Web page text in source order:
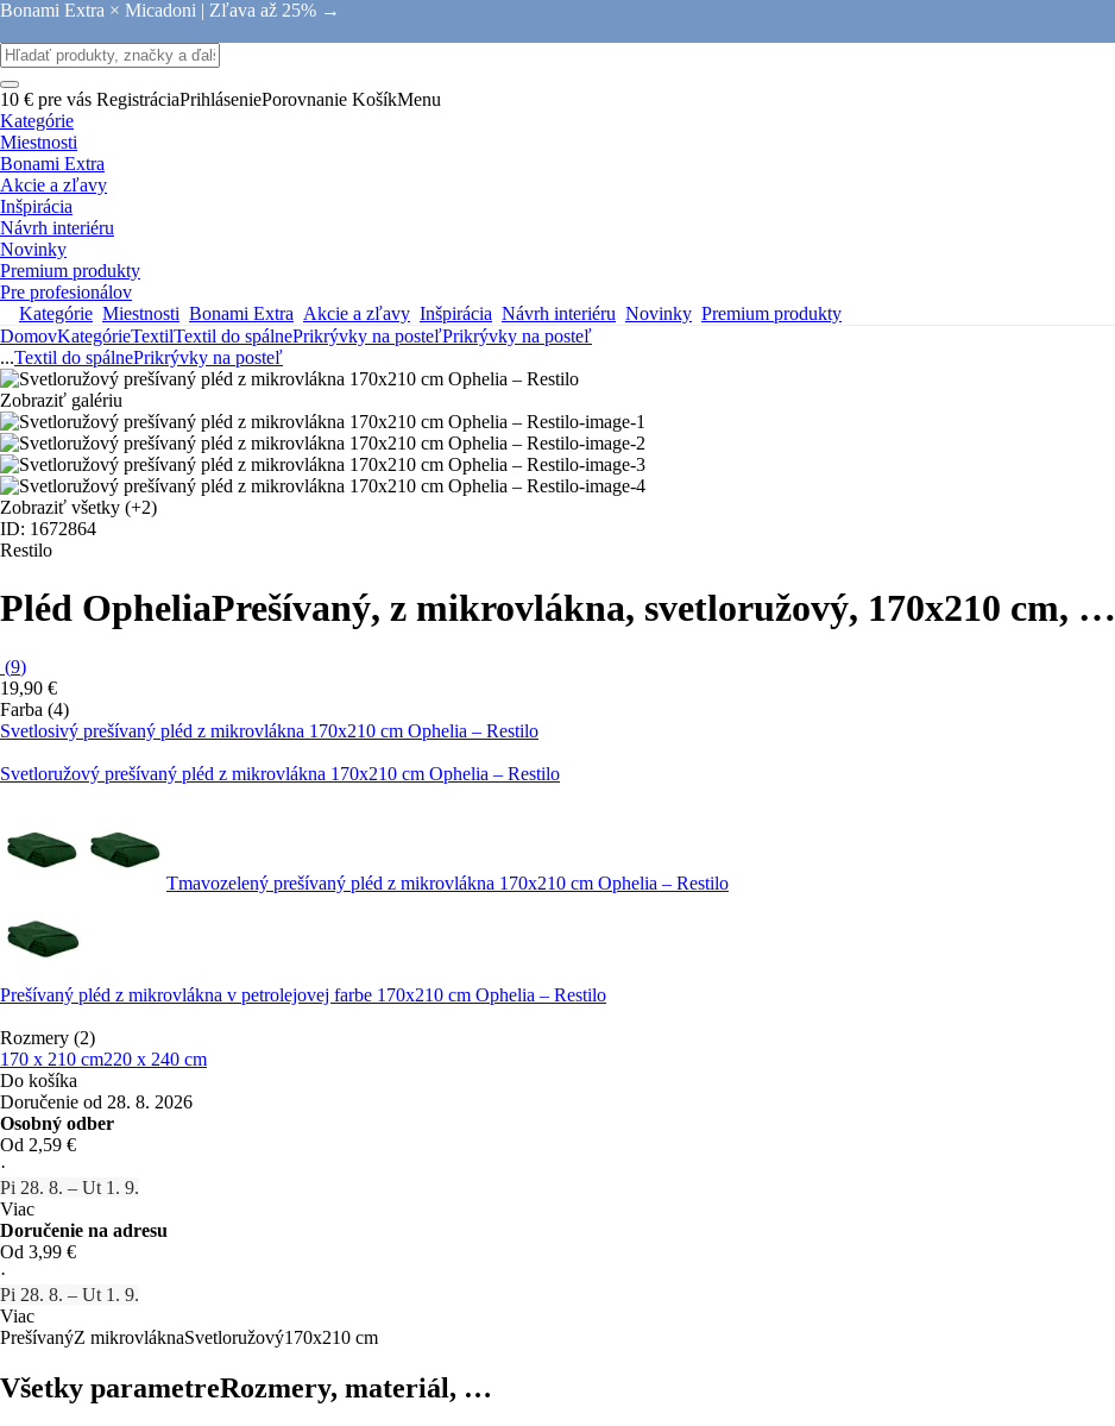
Bonami Extra × Micadoni | Zľava až 25% →
10 € pre vás RegistráciaPrihláseniePorovnanie KošíkMenu
Kategórie
Miestnosti
Bonami Extra
Akcie a zľavy
Inšpirácia
Návrh interiéru
Novinky
Premium produkty
Pre profesionálov
Kategórie Miestnosti Bonami Extra Akcie a zľavy Inšpirácia Návrh interiéru Novinky Premium produkty
DomovKategórieTextilTextil do spálnePrikrývky na posteľPrikrývky na posteľ
...Textil do spálnePrikrývky na posteľ
Zobraziť galériu
Zobraziť všetky (+2)
ID: 1672864
Restilo
Pléd OpheliaPrešívaný, z mikrovlákna, svetloružový, 170x210 cm, …
(9)
19,90 €
Farba (4)
Svetlosivý prešívaný pléd z mikrovlákna 170x210 cm Ophelia – Restilo
Svetloružový prešívaný pléd z mikrovlákna 170x210 cm Ophelia – Restilo
Tmavozelený prešívaný pléd z mikrovlákna 170x210 cm Ophelia – Restilo
Prešívaný pléd z mikrovlákna v petrolejovej farbe 170x210 cm Ophelia – Restilo
Rozmery (2)
170 x 210 cm220 x 240 cm
Do košíka
Doručenie od 28. 8. 2026
Osobný odber
Od 2,59 €
·
Pi 28. 8. – Ut 1. 9.
Viac
Doručenie na adresu
Od 3,99 €
·
Pi 28. 8. – Ut 1. 9.
Viac
PrešívanýZ mikrovláknaSvetloružový170x210 cm
Všetky parametreRozmery, materiál, …